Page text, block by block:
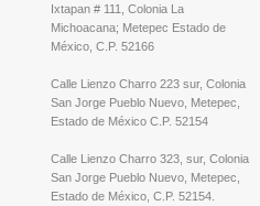
Ixtapan # 111, Colonia La
Michoacana; Metepec Estado de
México, C.P. 52166
Calle Lienzo Charro 223 sur, Colonia
San Jorge Pueblo Nuevo, Metepec,
Estado de México C.P. 52154
Calle Lienzo Charro 323, sur, Colonia
San Jorge Pueblo Nuevo, Metepec,
Estado de México, C.P. 52154.